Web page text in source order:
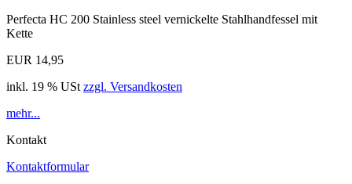
Perfecta HC 200 Stainless steel vernickelte Stahlhandfessel mit
Kette
EUR 14,95
inkl. 19 % USt zzgl. Versandkosten
mehr...
Kontakt
Kontaktformular